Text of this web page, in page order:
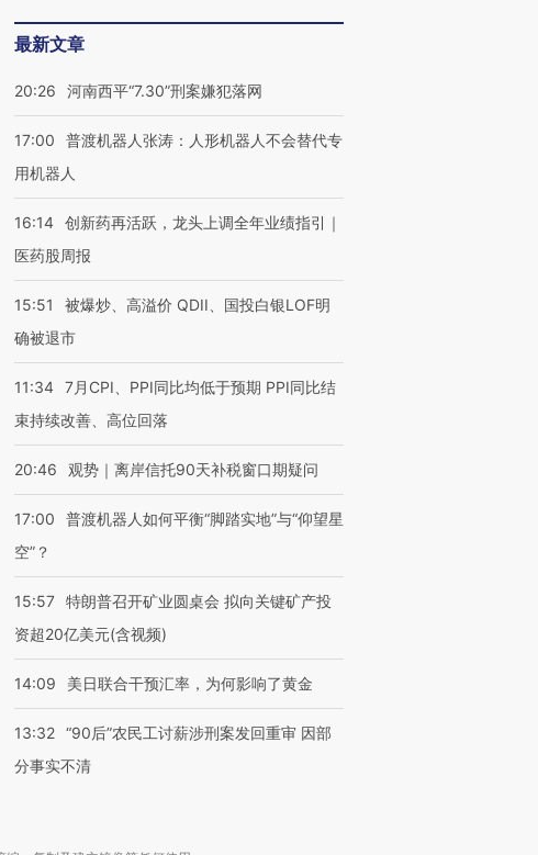
最新文章
20:26 河南西平“7.30”刑案嫌犯落网
17:00
普渡机器人张涛：人形机器人不会替代专
用机器人
16:14 创新药再活跃，龙头上调全年业绩指引｜
医药股周报
15:51
被爆炒、高溢价 QDII、国投白银LOF明
确被退市
11:34 7月CPI、PPI同比均低于预期 PPI同比结
束持续改善、高位回落
20:46 观势｜离岸信托90天补税窗口期疑问
17:00
普渡机器人如何平衡“脚踏实地”与“仰望星
空”？
15:57 特朗普召开矿业圆桌会 拟向关键矿产投
资超20亿美元(含视频)
14:09 美日联合干预汇率，为何影响了黄金
13:32 “90后”农民工讨薪涉刑案发回重审 因部
分事实不清